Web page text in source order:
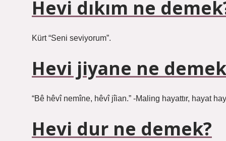
Hevi dıkım ne
Kürt “Seni seviyorum”.
Hevi jiyane ne
“Bê hêvî nemîne, hêvî jîian.” -Maling hayattır, hayat
Hevi dur ne demek?